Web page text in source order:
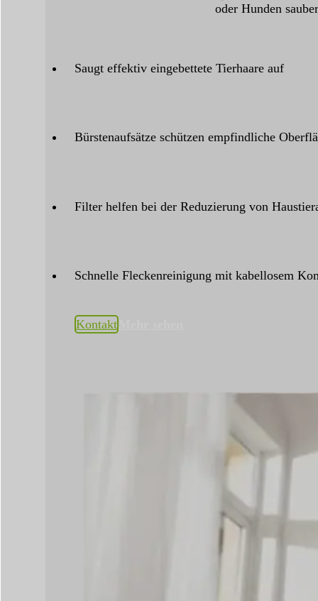
oder Hunden
Saugt effektiv eingebettete Tierhaare auf
Bürstenaufsätze schützen empfindliche
Filter helfen bei der Reduzierung von
Schnelle Fleckenreinigung mit kabellosem
Kontakt